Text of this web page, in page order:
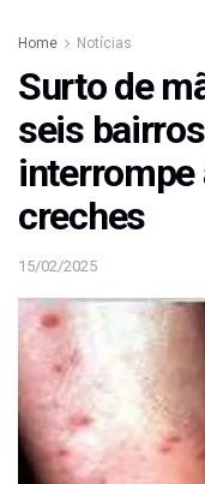
Home Notícias
Surto de
seis
interrompe
creches
15/02/2025